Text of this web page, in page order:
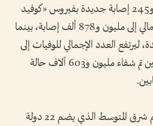
المتوسط سجلت أمس 12 ألفاً و245 إصابة جديدة بفيروس «كوفيد
19» ليرتفع عدد الإصابات الإجمالي إلى مليون و878 ألف إصابة، بينما
ليرتفع العدد الإجمالي للوفيات إلى
49 ألفاً و883 حالة وفاة، في حين تم شفاء مليون و603 آلاف حالة
وأظهرت البيانات أن دول إقليم شرق المتوسط الذي يضم 22 دولة